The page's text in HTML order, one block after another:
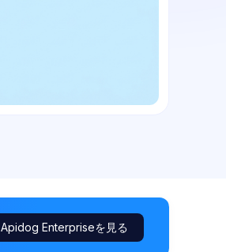
Apidog Enterpriseを見る